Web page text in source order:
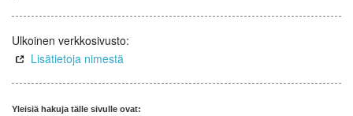
Ulkoinen verkkosivusto:
Lisätietoja nimestä
Yleisiä hakuja tälle sivulle ovat: